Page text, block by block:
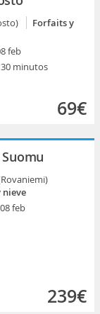
Forfaits y
feb
minutos
69€
nieve
feb
239€